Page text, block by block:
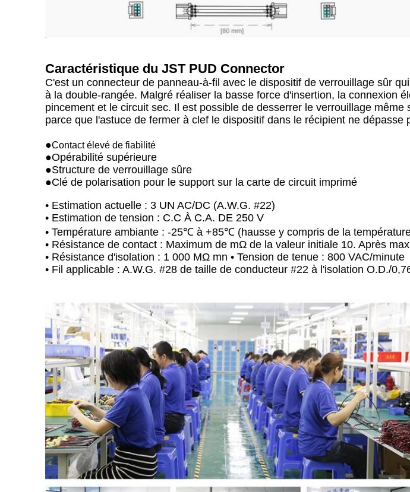
Laisser un
Nous vous
Caractéristique du JST PUD Connector
C'est un connecteur de panneau-à-fil avec le dispositif de verrouillage sûr
à la double-rangée. Malgré réaliser la basse force d'insertion, la connexion
pincement et le circuit sec. Il est possible de desserrer le verrouillage
parce que l'astuce de fermer à clef le dispositif dans le récipient ne dépasse
●Contact élevé de fiabilité
●Opérabilité supérieure
●Structure de verrouillage sûre
●Clé de polarisation pour le support sur la carte de circuit imprimé
• Estimation actuelle : 3 UN AC/DC (A.W.G. #22)
• Estimation de tension : C.C À C.A. DE 250 V
• Température ambiante : -25℃ à +85℃ (hausse y compris de la
• Résistance de contact : Maximum de mΩ de la valeur initiale 10. Après
• Résistance d'isolation : 1 000 MΩ mn • Tension de tenue : 800 VAC/minute
• Fil applicable : A.W.G. #28 de taille de conducteur #22 à l'isolation O.D./